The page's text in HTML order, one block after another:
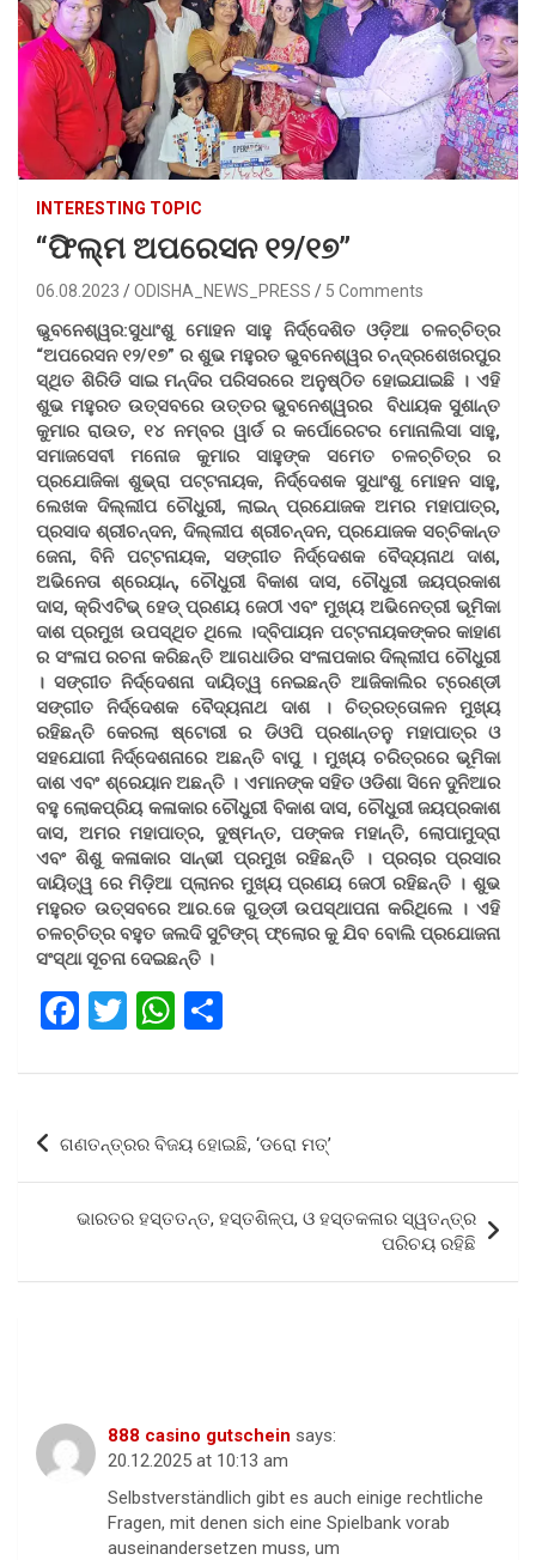
INTERESTING TOPIC
“ଫିଲ୍ମ ଅପରେସନ ୧୨/୧୭”
06.08.2023 ODISHA_NEWS_PRESS 5 Comments
ଭୁବନେଶ୍ୱର:ସୁଧାଂଶୁ ମୋହନ ସାହୁ ନିର୍ଦ୍ଦେଶିତ ଓଡ଼ିଆ ଚଳଚ୍ଚିତ୍ର
“ଅପରେସନ ୧୨/୧୭” ର ଶୁଭ ମହୁରତ ଭୁବନେଶ୍ୱର ଚନ୍ଦ୍ରଶେଖରପୁର
ସ୍ଥିତ ଶିରିଡି ସାଇ ମନ୍ଦିର ପରିସରରେ ଅନୁଷ୍ଠିତ ହୋଇଯାଇଛି । ଏହି
ଶୁଭ ମହୁରତ ଉତ୍ସବରେ ଉତ୍ତର ଭୁବନେଶ୍ୱରର ବିଧାୟକ ସୁଶାନ୍ତ
କୁମାର ରାଉତ, ୧୪ ନମ୍ବର ୱାର୍ଡ ର କର୍ପୋରେଟର ମୋନାଲିସା ସାହୁ,
ସମାଜସେବୀ ମନୋଜ କୁମାର ସାହୁଙ୍କ ସମେତ ଚଳଚ୍ଚିତ୍ର ର
ପ୍ରଯୋଜିକା ଶୁଭ୍ରା ପଟ୍ଟନାୟକ, ନିର୍ଦ୍ଦେଶକ ସୁଧାଂଶୁ ମୋହନ ସାହୁ,
ଲେଖକ ଦିଲ୍ଲୀପ ଚୌଧୁରୀ, ଲାଇନ୍ ପ୍ରଯୋଜକ ଅମର ମହାପାତ୍ର,
ପ୍ରସାଦ ଶ୍ରୀଚନ୍ଦନ, ଦିଲ୍ଲୀପ ଶ୍ରୀଚନ୍ଦନ, ପ୍ରଯୋଜକ ସଚ୍ଚିକାନ୍ତ
ଜେନା, ବିନି ପଟ୍ଟନାୟକ, ସଙ୍ଗୀତ ନିର୍ଦ୍ଦେଶକ ବୈଦ୍ୟନାଥ ଦାଶ,
ଅଭିନେତା ଶ୍ରେୟାନ୍, ଚୌଧୁରୀ ବିକାଶ ଦାସ, ଚୌଧୁରୀ ଜୟପ୍ରକାଶ
ଦାସ, କ୍ରିଏଟିଭ୍ ହେଡ୍ ପ୍ରଣୟ ଜେଠୀ ଏବଂ ମୁଖ୍ୟ ଅଭିନେତ୍ରୀ ଭୂମିକା
ଦାଶ ପ୍ରମୁଖ ଉପସ୍ଥିତ ଥିଲେ ।ଦ୍ବିପାୟନ ପଟ୍ଟନାୟକଙ୍କର କାହାଣ
ର ସଂଳାପ ରଚନା କରିଛନ୍ତି ଆଗଧାଡିର ସଂଳାପକାର ଦିଲ୍ଲୀପ ଚୌଧୁରୀ
। ସଙ୍ଗୀତ ନିର୍ଦ୍ଦେଶନା ଦାୟିତ୍ୱ ନେଇଛନ୍ତି ଆଜିକାଲିର ଟ୍ରେଣ୍ଡୀ
ସଙ୍ଗୀତ ନିର୍ଦ୍ଦେଶକ ବୈଦ୍ୟନାଥ ଦାଶ । ଚିତ୍ରତ୍ତୋଳନ ମୁଖ୍ୟ
ରହିଛନ୍ତି କେରଲା ଷ୍ଟୋରୀ ର ଡିଓପି ପ୍ରଶାନ୍ତନୁ ମହାପାତ୍ର ଓ
ସହଯୋଗୀ ନିର୍ଦ୍ଦେଶନାରେ ଅଛନ୍ତି ବାପୁ । ମୁଖ୍ୟ ଚରିତ୍ରରେ ଭୂମିକା
ଦାଶ ଏବଂ ଶ୍ରେୟାନ ଅଛନ୍ତି । ଏମାନଙ୍କ ସହିତ ଓଡିଶା ସିନେ ଦୁନିଆର
ବହୁ ଲୋକପ୍ରିୟ କଳାକାର ଚୌଧୁରୀ ବିକାଶ ଦାସ, ଚୌଧୁରୀ ଜୟପ୍ରକାଶ
ଦାସ, ଅମର ମହାପାତ୍ର, ଦୁଷ୍ମନ୍ତ, ପଙ୍କଜ ମହାନ୍ତି, ଲୋପାମୁଦ୍ରା
ଏବଂ ଶିଶୁ କଳାକାର ସାନ୍ଭୀ ପ୍ରମୁଖ ରହିଛନ୍ତି । ପ୍ରଚାର ପ୍ରସାର
ଦାୟିତ୍ୱ ରେ ମିଡ଼ିଆ ପ୍ଲାନର ମୁଖ୍ୟ ପ୍ରଣୟ ଜେଠୀ ରହିଛନ୍ତି । ଶୁଭ
ମହୁରତ ଉତ୍ସବରେ ଆର.ଜେ ଗୁଡ୍ଡୀ ଉପସ୍ଥାପନା କରିଥିଲେ । ଏହି
ଚଳଚ୍ଚିତ୍ର ବହୁତ ଜଲଦି ସୁଟିଙ୍ଗ୍ ଫ୍ଲୋର କୁ ଯିବ ବୋଲି ପ୍ରଯୋଜନା
ସଂସ୍ଥା ସୂଚନା ଦେଇଛନ୍ତି ।
F
ce
o
o
k
T
tt
er
W
at
A
p
p
ar
e
Post
navigation
ଗଣତନ୍ତ୍ରର ବିଜୟ ହୋଇଛି, ‘ଡରୋ ମତ୍‌’
ଭାରତର ହସ୍ତତନ୍ତ, ହସ୍ତଶିଳ୍ପ, ଓ ହସ୍ତକଳାର ସ୍ୱତନ୍ତ୍ର
ପରିଚୟ ରହିଛି
888 casino gutschein says:
20.12.2025 at 10:13 am
Selbstverständlich gibt es auch einige rechtliche
Fragen, mit denen sich eine Spielbank vorab
auseinandersetzen muss, um